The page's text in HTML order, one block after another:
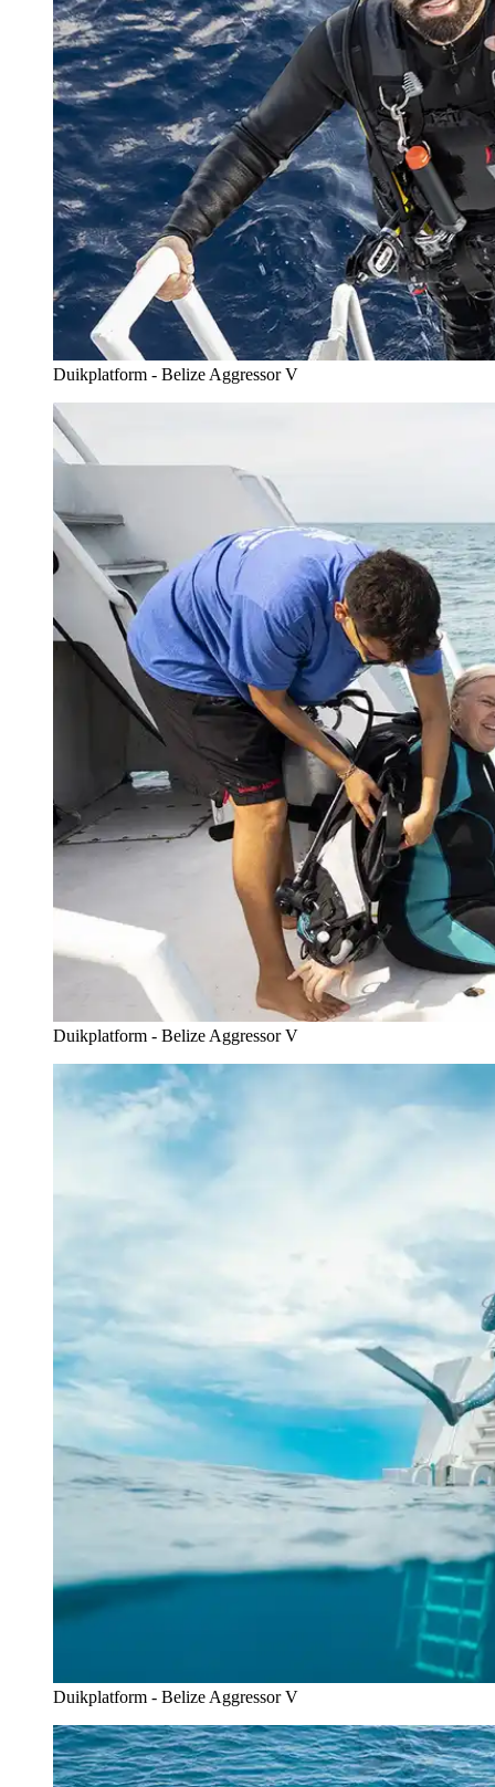
Duikplatform - Belize Aggressor V
Duikplatform - Belize Aggressor V
Duikplatform - Belize Aggressor V